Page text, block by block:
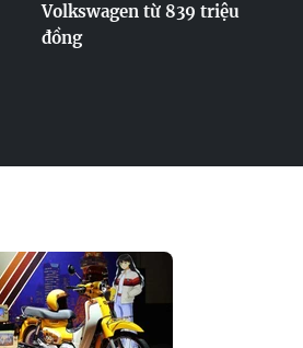
Volkswagen từ 839 triệu
đồng